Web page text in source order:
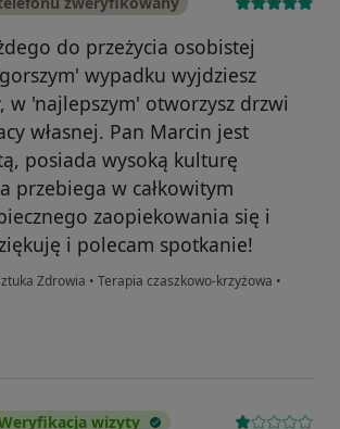
do przeżycia osobistej
wypadku wyjdziesz
w 'najlepszym' otworzysz drzwi
własnej. Pan Marcin jest
posiada wysoką kulturę
przebiega w całkowitym
zaopiekowania się i
i polecam spotkanie!
Zdrowia • Terapia czaszkowo-krzyżowa •
wizyty